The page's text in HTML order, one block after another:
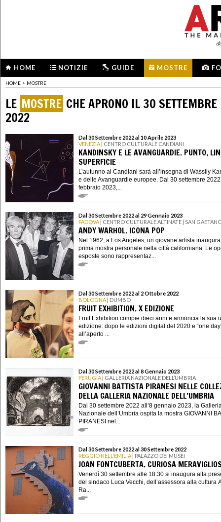
HOME NOTIZIE GUIDE MOSTRE
HOME > MOSTRE
LE MOSTRE CHE APRONO IL 30 SETTEMBRE
2022
Dal 30 Settembre 2022 al 10 Aprile 2023
VENEZIA | CENTRO CULTURALE CANDIANI
KANDINSKY E LE AVANGUARDIE. PUNTO,
SUPERFICIE
L’autunno al Candiani sarà all’insegna di Wassily
e delle Avanguardie europee. Dal 30 settembre
febbraio 2023,...
Dal 30 Settembre 2022 al 29 Gennaio 2023
PADOVA | CENTRO CULTURALE ALTINATE | SAN
ANDY WARHOL. ICONA POP
Nel 1962, a Los Angeles, un giovane artista
prima mostra personale nella città californiana. Le
esposte sono rappresentaz...
Dal 30 Settembre 2022 al 2 Ottobre 2022
BOLOGNA | DUMBO
FRUIT EXHIBITION. X EDIZIONE
Fruit Exhibition compie dieci anni e annuncia la sua
edizione: dopo le edizioni digital del 2020 e “one
all’aperto ...
Dal 30 Settembre 2022 al 8 Gennaio 2023
PERUGIA | GALLERIA NAZIONALE DELL’UMBRIA
GIOVANNI BATTISTA PIRANESI NELLE
DELLA GALLERIA NAZIONALE DELL’UMBRIA
Dal 30 settembre 2022 all’8 gennaio 2023, la
Nazionale dell’Umbria ospita la mostra GIOVANNI
PIRANESI nel...
Dal 30 Settembre 2022 al 30 Settembre 2022
REGGIO NELL'EMILIA | PALAZZO DEI MUSEI
JOAN FONTCUBERTA. CURIOSA
Venerdì 30 settembre alle 18.30 si inaugura alla
del sindaco Luca Vecchi, dell’assessora alla cultura
Ra...